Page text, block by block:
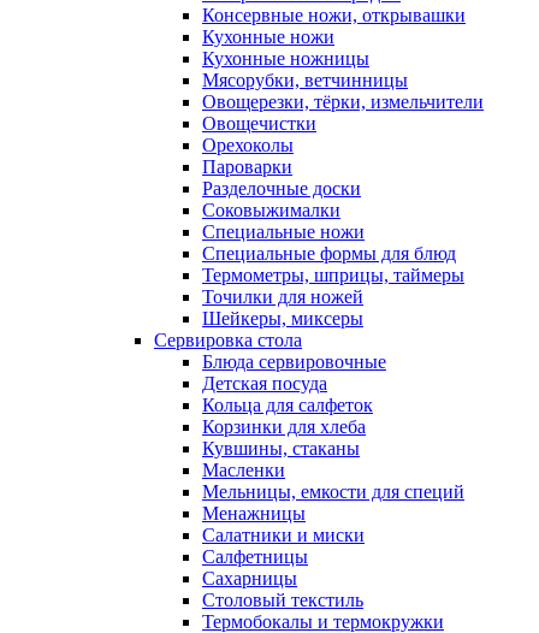
Консервные ножи, открывашки
Кухонные ножи
Кухонные ножницы
Мясорубки, ветчинницы
Овощерезки, тёрки, измельчители
Овощечистки
Орехоколы
Пароварки
Разделочные доски
Соковыжималки
Специальные ножи
Специальные формы для блюд
Термометры, шприцы, таймеры
Точилки для ножей
Шейкеры, миксеры
Сервировка стола
Блюда сервировочные
Детская посуда
Кольца для салфеток
Корзинки для хлеба
Кувшины, стаканы
Масленки
Мельницы, емкости для специй
Менажницы
Салатники и миски
Салфетницы
Сахарницы
Столовый текстиль
Термобокалы и термокружки